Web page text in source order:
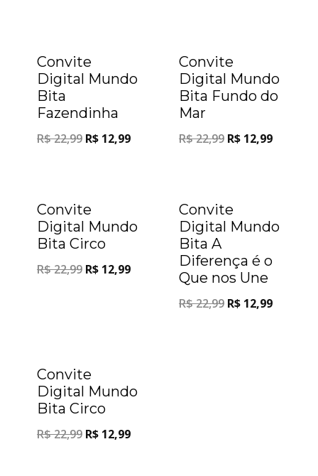
Convite
Digital Mundo
Bita
Fazendinha
R$22,99 R$ 12,99
Convite
Digital Mundo
Bita Fundo do
Mar
R$22,99 R$ 12,99
Convite
Digital Mundo
Bita Circo
R$22,99 R$ 12,99
Convite
Digital Mundo
Bita A
Diferença é o
Que nos Une
R$22,99 R$ 12,99
Convite
Digital Mundo
Bita Circo
R$22,99 R$ 12,99